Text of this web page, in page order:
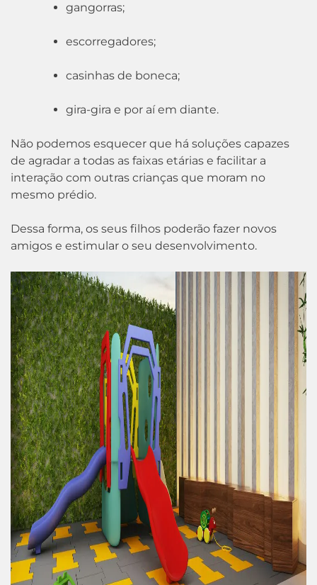
gangorras;
escorregadores;
casinhas de boneca;
gira-gira e por aí em diante.
Não podemos esquecer que há soluções capazes
de agradar a todas as faixas etárias e facilitar a
interação com outras crianças que moram no
mesmo prédio.
Dessa forma, os seus filhos poderão fazer novos
amigos e estimular o seu desenvolvimento.